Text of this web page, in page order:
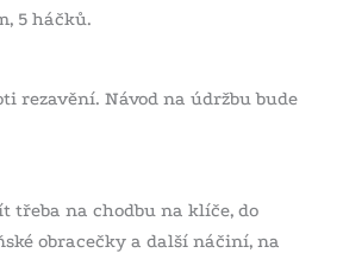
5 háčků.
rezavění. Návod na údržbu bude
třeba na chodbu na klíče, do
obracečky a další náčiní, na